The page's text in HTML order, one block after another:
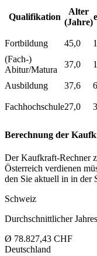
Qualifikation
Alter
(Jahre)
Fortbildung 45,0
(Fach-)
Abitur/Matura
37,0
Ausbildung
37,6
Fachhochschule27,0
Berechnung der
Der Kaufkraft-Rechner
Österreich verdienen
den Sie aktuell in in der
Schweiz
Durchschnittlicher
Ø 78.827,43 CHF
Deutschland